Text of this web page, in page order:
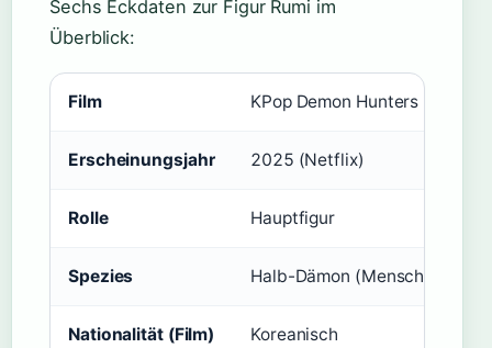
Sechs Eckdaten zur Figur Rumi im
Überblick:
Film KPop Demon Hunters
Erscheinungsjahr 2025 (Netflix)
Rolle Hauptfigur
Spezies Halb-Dämon (Mensch-
Nationalität (Film) Koreanisch